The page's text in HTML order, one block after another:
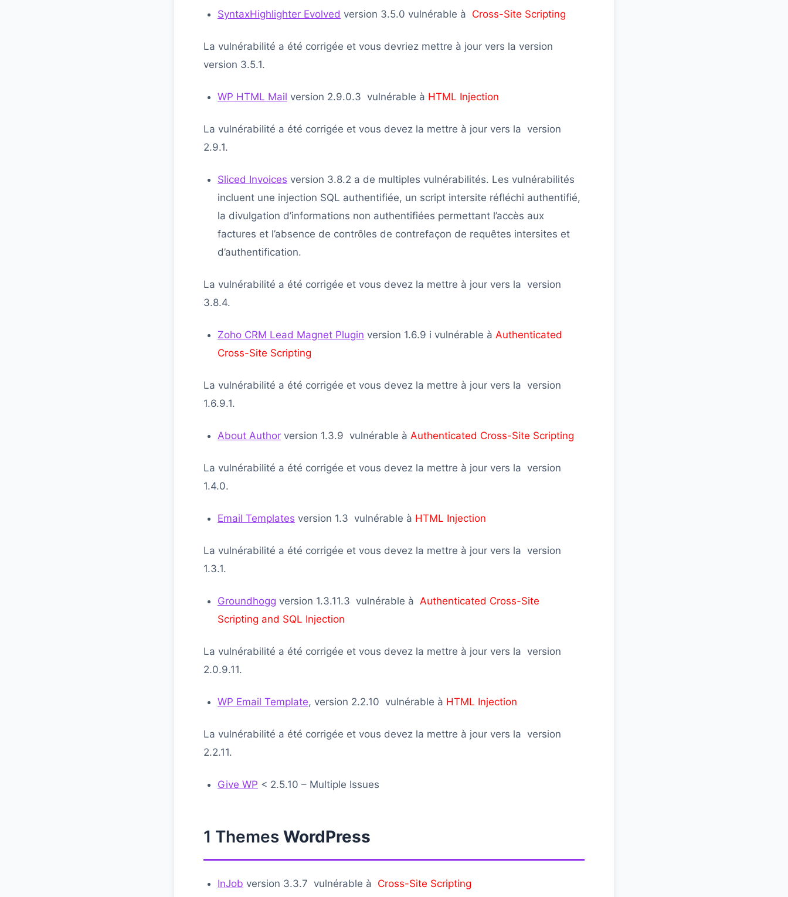
SyntaxHighlighter Evolved version 3.5.0 vulnérable à Cross-Site Scripting
La vulnérabilité a été corrigée et vous devriez mettre à jour vers la version
version 3.5.1.
WP HTML Mail version 2.9.0.3 vulnérable à HTML Injection
La vulnérabilité a été corrigée et vous devez la mettre à jour vers la version
2.9.1.
Sliced Invoices version 3.8.2 a de multiples vulnérabilités. Les vulnérabilités
incluent une injection SQL authentifiée, un script intersite réfléchi authentifié,
la divulgation d’informations non authentifiées permettant l’accès aux
factures et l’absence de contrôles de contrefaçon de requêtes intersites et
d’authentification.
La vulnérabilité a été corrigée et vous devez la mettre à jour vers la version
3.8.4.
Zoho CRM Lead Magnet Plugin version 1.6.9 i vulnérable à Authenticated
Cross-Site Scripting
La vulnérabilité a été corrigée et vous devez la mettre à jour vers la version
1.6.9.1.
About Author version 1.3.9 vulnérable à Authenticated Cross-Site Scripting
La vulnérabilité a été corrigée et vous devez la mettre à jour vers la version
1.4.0.
Email Templates version 1.3 vulnérable à HTML Injection
La vulnérabilité a été corrigée et vous devez la mettre à jour vers la version
1.3.1.
Groundhogg version 1.3.11.3 vulnérable à Authenticated Cross-Site
Scripting and SQL Injection
La vulnérabilité a été corrigée et vous devez la mettre à jour vers la version
2.0.9.11.
WP Email Template, version 2.2.10 vulnérable à HTML Injection
La vulnérabilité a été corrigée et vous devez la mettre à jour vers la version
2.2.11.
Give WP < 2.5.10 – Multiple Issues
1 Themes WordPress
InJob version 3.3.7 vulnérable à Cross-Site Scripting